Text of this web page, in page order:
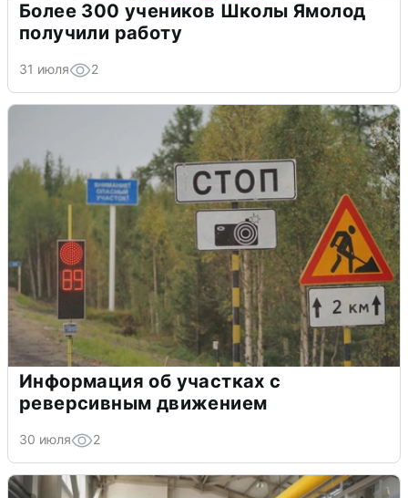
Более 300 учеников Школы Ямолод
получили работу
31 июля 2
Информация об участках с
реверсивным движением
30 июля 2